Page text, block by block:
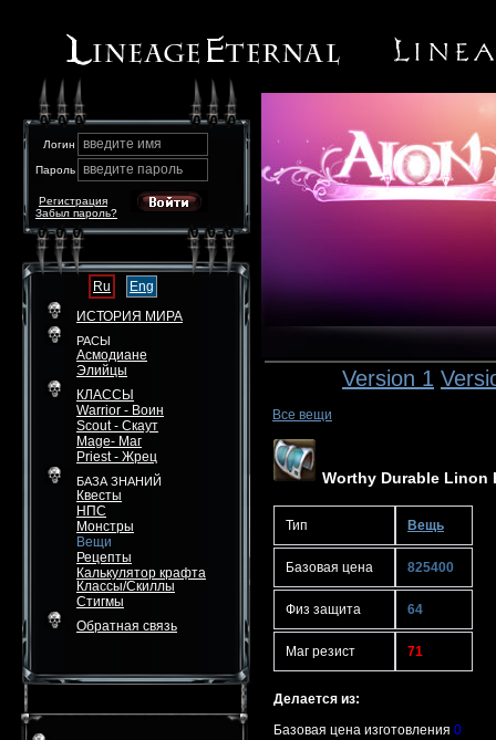
Логин введите имя
Пароль введите пароль
Забыл пароль?
Регистрация
Ru
Eng
ИСТОРИЯ МИРА
РАСЫ
Асмодиане
Элийцы
КЛАССЫ
Warrior - Воин
Scout - Скаут
Mage- Маг
Priest - Жрец
БАЗА ЗНАНИЙ
Квесты
НПС
Монстры
Вещи
Рецепты
Калькулятор крафта
Классы/Скиллы
Стигмы
Обратная связь
Version 1
Все вещи
Worthy Durable Linon
Тип Вещь
Базовая цена 825400
Физ защита 64
Маг резист 71
Делается из:
Базовая цена изготовления 0